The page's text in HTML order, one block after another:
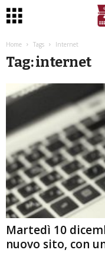
Home Tags Internet
Tag: internet
Martedì 10
nuovo sito, con